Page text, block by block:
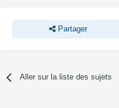
Partager
Aller sur la liste des sujets